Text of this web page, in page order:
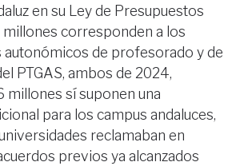
en su Ley de Presupuestos
millones corresponden a los
de profesorado y de
PTGAS, ambos de 2024,
millones sí suponen una
para los campus andaluces,
reclamaban en
previos ya alcanzados